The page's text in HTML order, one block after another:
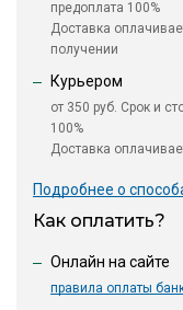
предоплата 100%
Доставка
получении
Курьером
от 350 руб. Срок и
100%
Доставка
Подробнее о
Как оплатить?
Онлайн на сайте
правила оплаты